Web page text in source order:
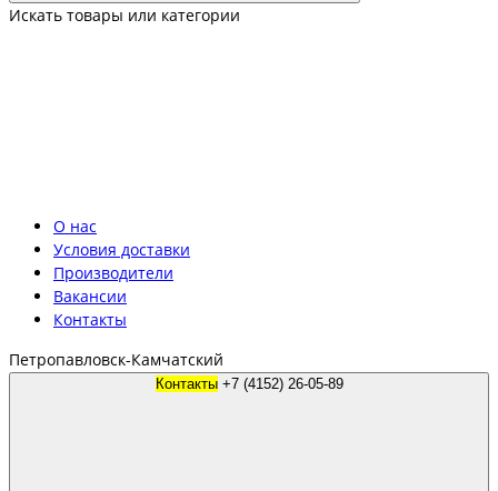
Искать товары или категории
О нас
Условия доставки
Производители
Вакансии
Контакты
Петропавловск-Камчатский
Контакты +7 (4152) 26-05-89